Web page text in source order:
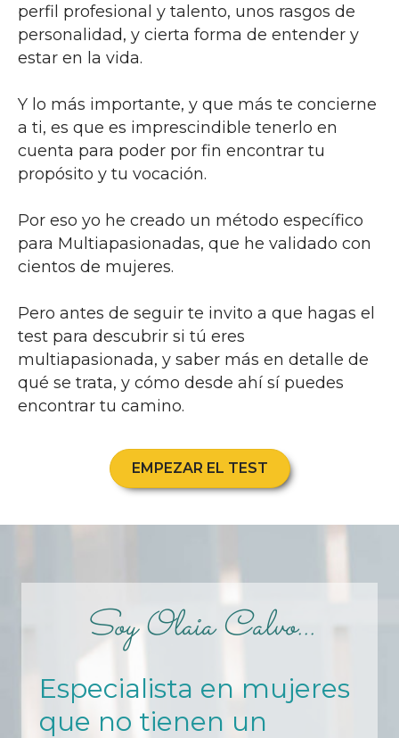
perfil profesional y talento, unos rasgos de
personalidad, y cierta forma de entender y
estar en la vida.
Y lo más importante, y que más te concierne
a ti, es que es imprescindible tenerlo en
cuenta para poder por fin encontrar tu
propósito y tu vocación.
Por eso yo he creado un método específico
para Multiapasionadas, que he validado con
cientos de mujeres.
Pero antes de seguir te invito a que hagas el
test para descubrir si tú eres
multiapasionada, y saber más en detalle de
qué se trata, y cómo desde ahí sí puedes
encontrar tu camino.
EMPEZAR EL TEST
Soy Olaia Calvo...
Especialista en mujeres
que no tienen un